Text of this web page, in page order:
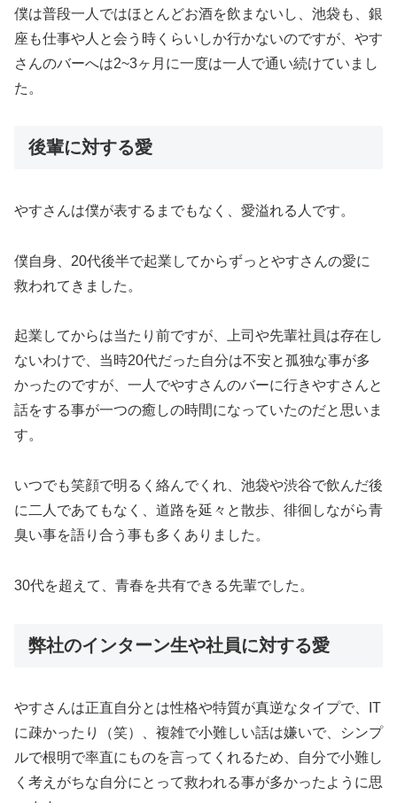
僕は普段一人ではほとんどお酒を飲まないし、池袋も、銀
座も仕事や人と会う時くらいしか行かないのですが、やす
さんのバーへは2~3ヶ月に一度は一人で通い続けていまし
た。
後輩に対する愛
やすさんは僕が表するまでもなく、愛溢れる人です。
僕自身、20代後半で起業してからずっとやすさんの愛に
救われてきました。
起業してからは当たり前ですが、上司や先輩社員は存在し
ないわけで、当時20代だった自分は不安と孤独な事が多
かったのですが、一人でやすさんのバーに行きやすさんと
話をする事が一つの癒しの時間になっていたのだと思いま
す。
いつでも笑顔で明るく絡んでくれ、池袋や渋谷で飲んだ後
に二人であてもなく、道路を延々と散歩、徘徊しながら青
臭い事を語り合う事も多くありました。
30代を超えて、青春を共有できる先輩でした。
弊社のインターン生や社員に対する愛
やすさんは正直自分とは性格や特質が真逆なタイプで、IT
に疎かったり（笑）、複雑で小難しい話は嫌いで、シンプ
ルで根明で率直にものを言ってくれるため、自分で小難し
く考えがちな自分にとって救われる事が多かったように思